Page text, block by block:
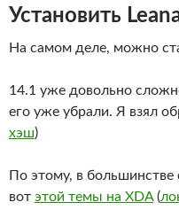
Установить
На самом деле, можно
14.1 уже довольно
его уже убрали. Я взял
хэш)
По этому, в большинстве
вот этой темы на XDA(